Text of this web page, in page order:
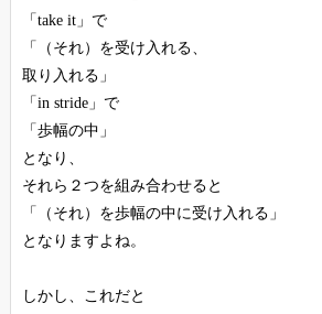
「take it」で
「（それ）を受け入れる、
取り入れる」
「in stride」で
「歩幅の中」
となり、
それら２つを組み合わせると
「（それ）を歩幅の中に受け入れる」
となりますよね。
しかし、これだと